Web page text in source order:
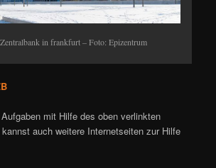
in frankfurt – Foto: Epizentrum
mit Hilfe des oben verlinkten
auch weitere Internetseiten zur Hilfe